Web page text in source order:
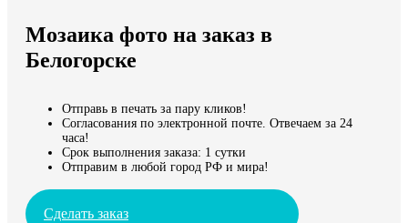
Мы доставляем по всему миру
Продолжить без города
Мозаика фото на заказ в
Белогорске
Отправь в печать за пару кликов!
Согласования по электронной почте. Отвечаем за 24
часа!
Срок выполнения заказа: 1 сутки
Отправим в любой город РФ и мира!
Сделать заказ